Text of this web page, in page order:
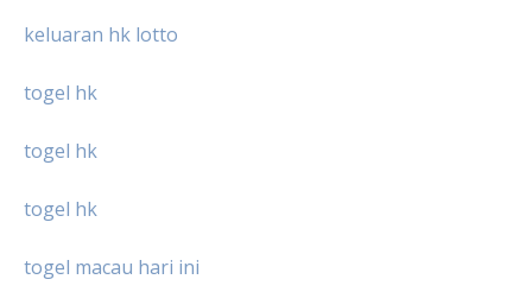
keluaran hk lotto
togel hk
togel hk
togel hk
togel macau hari ini